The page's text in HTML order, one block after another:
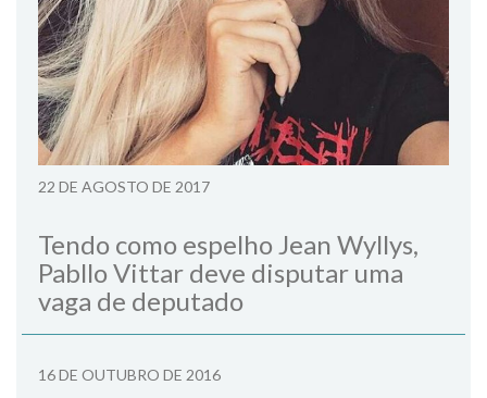
22 DE AGOSTO DE 2017
Tendo como espelho Jean Wyllys,
Pabllo Vittar deve disputar uma
vaga de deputado
16 DE OUTUBRO DE 2016